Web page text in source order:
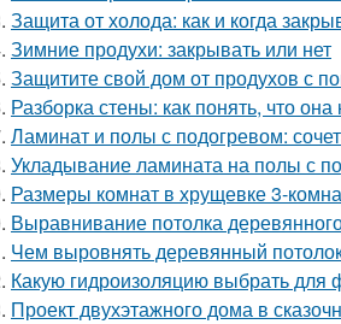
Защита от холода: как и когда
Зимние продухи: закрывать или нет
Защитите свой дом от продухов с
Разборка стены: как понять, что
Ламинат и полы с подогревом:
Укладывание ламината на полы с
Размеры комнат в хрущевке 3-
Выравнивание потолка
Чем выровнять деревянный
Какую гидроизоляцию выбрать для
Проект двухэтажного дома в